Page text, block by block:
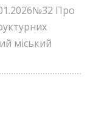
Про
міський